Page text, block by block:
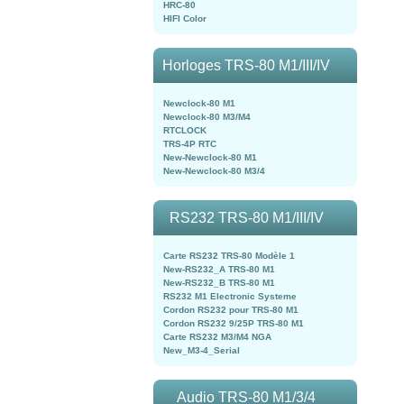
HRC-80
HIFI Color
Horloges TRS-80 M1/III/IV
Newclock-80 M1
Newclock-80 M3/M4
RTCLOCK
TRS-4P RTC
New-Newclock-80 M1
New-Newclock-80 M3/4
RS232 TRS-80 M1/III/IV
Carte RS232 TRS-80 Modèle 1
New-RS232_A TRS-80 M1
New-RS232_B TRS-80 M1
RS232 M1 Electronic Systeme
Cordon RS232 pour TRS-80 M1
Cordon RS232 9/25P TRS-80 M1
Carte RS232 M3/M4 NGA
New_M3-4_Serial
Audio TRS-80 M1/3/4